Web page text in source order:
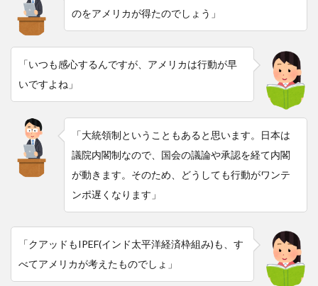
のをアメリカが得たのでしょう」
「いつも感心するんですが、アメリカは行動が早
いですよね」
「大統領制ということもあると思います。日本は
議院内閣制なので、国会の議論や承認を経て内閣
が動きます。そのため、どうしても行動がワンテ
ンポ遅くなります」
「クアッドもIPEF(インド太平洋経済枠組み)も、す
べてアメリカが考えたものでしょ」